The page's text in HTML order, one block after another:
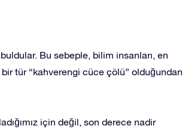
Bu sebeple, bilim insanları, en
tür “kahverengi cüce çölü” olduğundan
için değil, son derece nadir